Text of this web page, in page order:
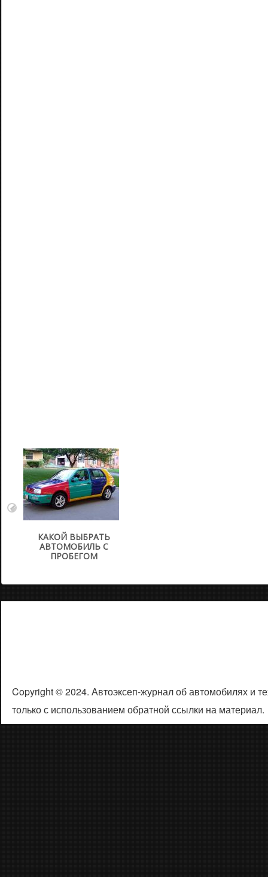
КАКОЙ ВЫБРАТЬ
АВТОМОБИЛЬ С
ПРОБЕГОМ
Copyright © 2024. Автоэксеп-журнал об автомобилях и
только с использованием обратной ссылки на материал.